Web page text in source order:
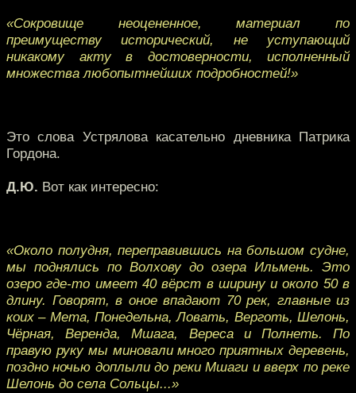
«Сокровище неоцененное, материал по
преимуществу исторический, не уступающий
никакому акту в достоверности, исполненный
множества любопытнейших подробностей!»
Это слова Устрялова касательно дневника Патрика
Гордона.
Д.Ю. Вот как интересно:
«Около полудня, переправившись на большом судне,
мы поднялись по Волхову до озера Ильмень. Это
озеро где-то имеет 40 вёрст в ширину и около 50 в
длину. Говорят, в оное впадают 70 рек, главные из
коих – Мета, Понедельна, Ловать, Верготь, Шелонь,
Чёрная, Веренда, Мшага, Вереса и Полнеть. По
правую руку мы миновали много приятных деревень,
поздно ночью доплыли до реки Мшаги и вверх по реке
Шелонь до села Сольцы...»